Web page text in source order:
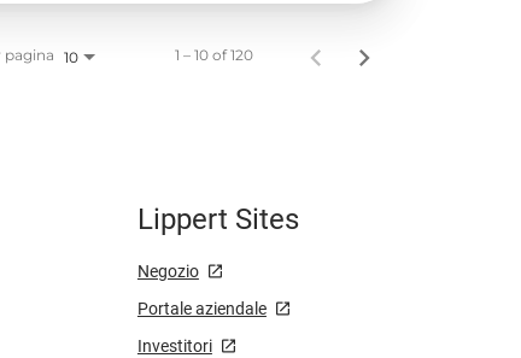
pagina 10 1 – 10 of 120
Lippert Sites
Negozio
Portale aziendale
Investitori